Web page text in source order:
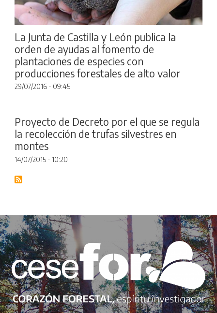
La Junta de Castilla y León publica la
orden de ayudas al fomento de
plantaciones de especies con
producciones forestales de alto valor
29/07/2016 - 09:45
Proyecto de Decreto por el que se regula
la recolección de trufas silvestres en
montes
14/07/2015 - 10:20